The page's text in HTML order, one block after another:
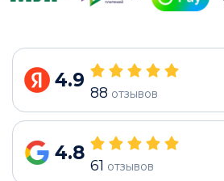
4.9
88 отзывов
4.8
61 отзывов